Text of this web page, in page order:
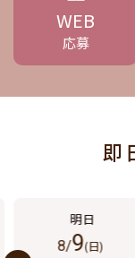
WEB
応募
即
8/9(日)